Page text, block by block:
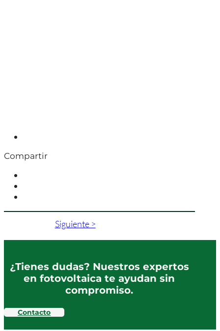
Compartir
Siguiente >
¿Tienes dudas? Nuestros expertos
en fotovoltaica te ayudan sin
compromiso.
Contacto